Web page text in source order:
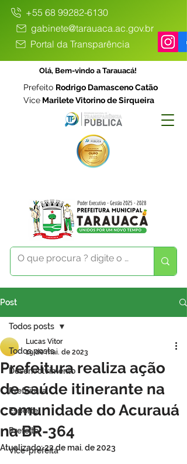
+55 68 99282-6130
gabinete@tarauaca.ac.gov.br
Portal da Transparência
Olá, Bem-vindo a Tarauacá!
Prefeito Rodrigo Damasceno Catão
Vice Marilete Vitorino de Sirqueira
Post
Todos posts
Desenvolvimento
Prefeitura
Esporte
Prefeito
Vice-prefeita
Todos posts
Prefeitura realiza ação
de saúde itinerante na
comunidade do Acurauá
na BR-364
Lucas Vitor
19 de mai. de 2023
Atualizado:22 de mai. de 2023